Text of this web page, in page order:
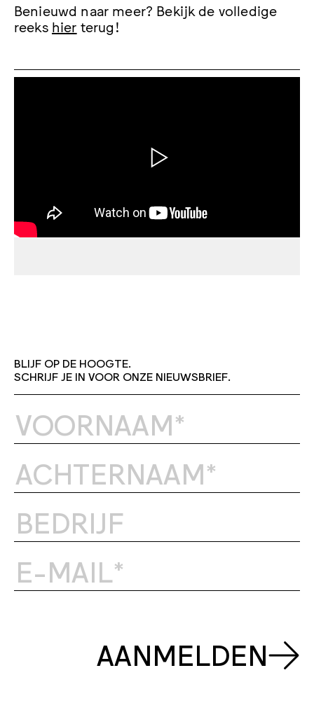
Benieuwd naar meer? Bekijk de volledige
reeks hier terug!
BLIJF OP DE HOOGTE.
SCHRIJF JE IN VOOR ONZE NIEUWSBRIEF.
AANMELDEN